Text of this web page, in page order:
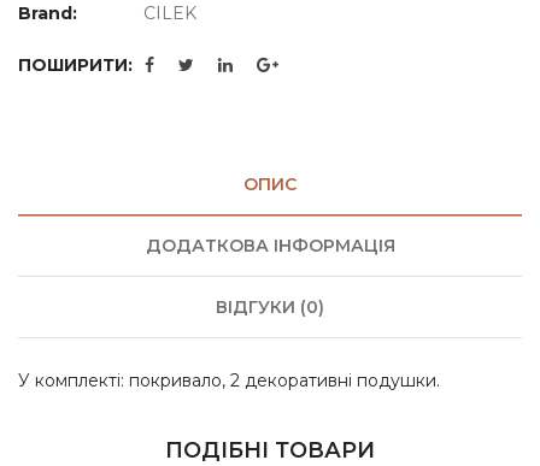
Brand:
CILEK
ПОШИРИТИ:
ОПИС
ДОДАТКОВА ІНФОРМАЦІЯ
ВІДГУКИ (0)
У комплекті: покривало, 2 декоративні подушки.
ПОДІБНІ ТОВАРИ